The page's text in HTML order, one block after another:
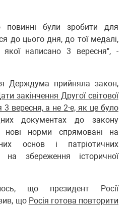
були зробити для
до цього дня, до тої медалі,
написано 3 вересня", -
Держдума прийняла закон,
закінчення Другої світової
3 вересня, а не 2-е, як це було
документах до закону
нові норми спрямовані на
основ і патріотичних
збереження історичної
що президент Росії
що Росія готова повторити